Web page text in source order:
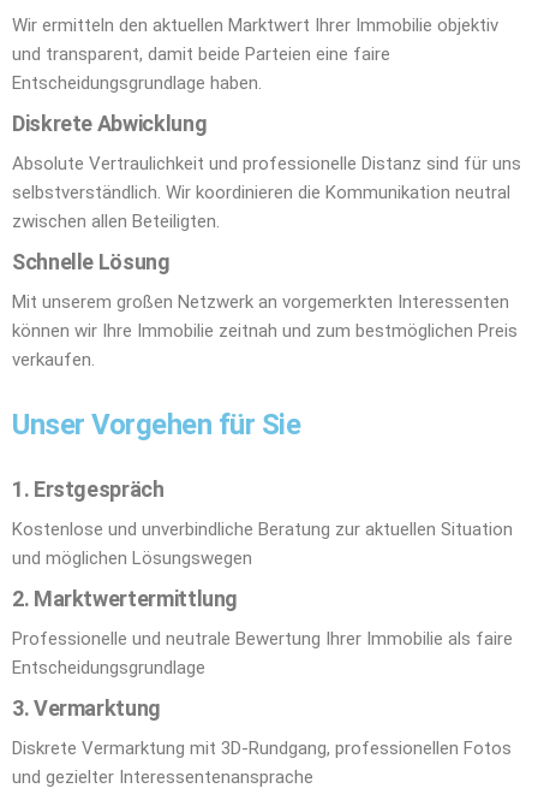
Wir ermitteln den aktuellen Marktwert Ihrer Immobilie objektiv
und transparent, damit beide Parteien eine faire
Entscheidungsgrundlage haben.
Diskrete Abwicklung
Absolute Vertraulichkeit und professionelle Distanz sind für uns
selbstverständlich. Wir koordinieren die Kommunikation neutral
zwischen allen Beteiligten.
Schnelle Lösung
Mit unserem großen Netzwerk an vorgemerkten Interessenten
können wir Ihre Immobilie zeitnah und zum bestmöglichen Preis
verkaufen.
Unser Vorgehen für Sie
1. Erstgespräch
Kostenlose und unverbindliche Beratung zur aktuellen Situation
und möglichen Lösungswegen
2. Marktwertermittlung
Professionelle und neutrale Bewertung Ihrer Immobilie als faire
Entscheidungsgrundlage
3. Vermarktung
Diskrete Vermarktung mit 3D-Rundgang, professionellen Fotos
und gezielter Interessentenansprache